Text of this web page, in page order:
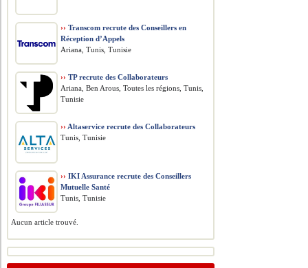
›› Transcom recrute des Conseillers en
Réception d’Appels
Ariana, Tunis, Tunisie
›› TP recrute des Collaborateurs
Ariana, Ben Arous, Toutes les régions, Tunis,
Tunisie
›› Altaservice recrute des Collaborateurs
Tunis, Tunisie
›› IKI Assurance recrute des Conseillers
Mutuelle Santé
Tunis, Tunisie
Aucun article trouvé.